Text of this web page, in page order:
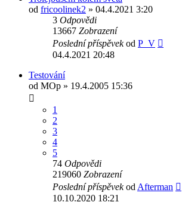
od fricoolinek2 » 04.4.2021 3:20
3 Odpovědi
13667 Zobrazení
Poslední příspěvekod P_V
04.4.2021 20:48
Testování
od MOp » 19.4.2005 15:36
1
2
3
4
5
74 Odpovědi
219060 Zobrazení
Poslední příspěvekod Afterman
10.10.2020 18:21